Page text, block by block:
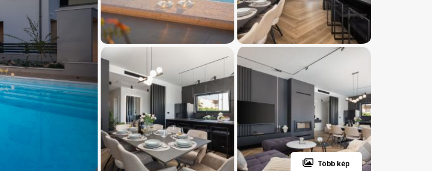
Több kép